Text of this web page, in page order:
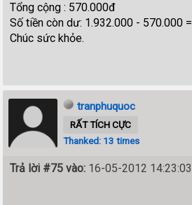
Tổng cộng : 570.000đ
Số tiền còn dư: 1.932.000 - 570.000 =
Chúc sức khỏe.
tranphuquoc
RẤT TÍCH CỰC
Thanked: 13 times
Trả lời #75 vào: 16-05-2012 14:23:03